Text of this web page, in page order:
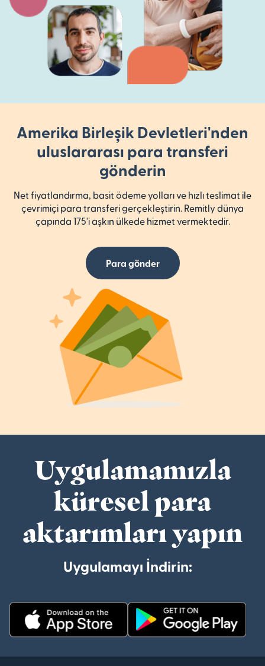
Amerika Birleşik Devletleri'nden
uluslararası para transferi
gönderin
Net fiyatlandırma, basit ödeme yolları ve hızlı teslimat ile
çevrimiçi para transferi gerçekleştirin. Remitly dünya
çapında 175'i aşkın ülkede hizmet vermektedir.
Para gönder
Uygulamamızla
küresel para
aktarımları yapın
Uygulamayı İndirin: